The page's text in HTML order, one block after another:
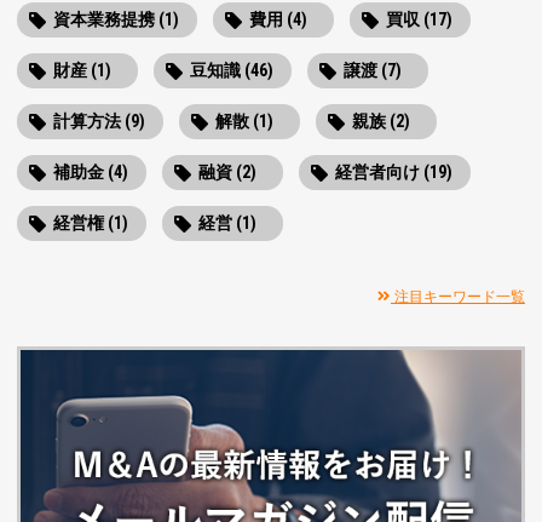
資本業務提携 (1) 費用 (4) 買収 (17)
財産 (1) 豆知識 (46) 譲渡 (7)
計算方法 (9) 解散 (1) 親族 (2)
補助金 (4) 融資 (2) 経営者向け (19)
経営権 (1) 経営 (1)
注目キーワード一覧